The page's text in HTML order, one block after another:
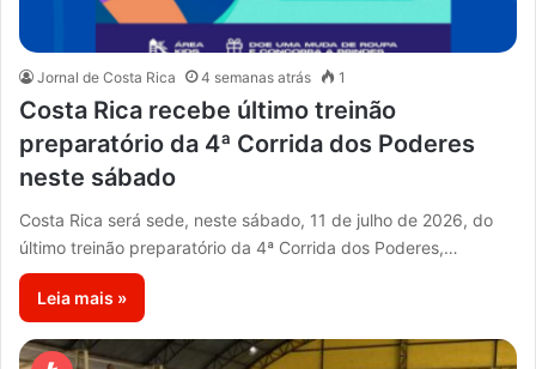
Jornal de Costa Rica 4 semanas atrás 1
Costa Rica recebe último treinão
preparatório da 4ª Corrida dos Poderes
neste sábado
Costa Rica será sede, neste sábado, 11 de julho de 2026, do
último treinão preparatório da 4ª Corrida dos Poderes,…
Leia mais »